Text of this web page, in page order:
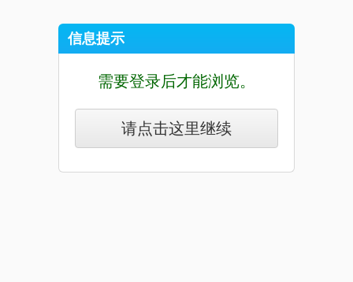
信息提示
需要登录后才能浏览。
请点击这里继续